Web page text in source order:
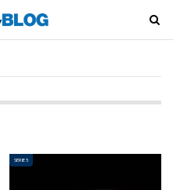
M
e
ú
g
SERIE 5